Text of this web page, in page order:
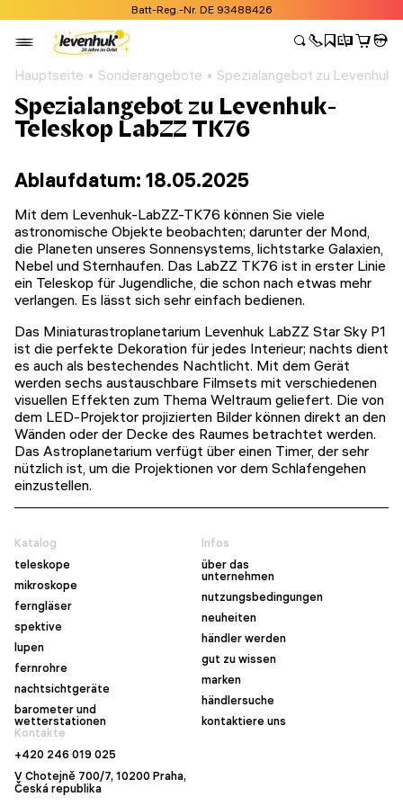
Batt-Reg.-Nr. DE 93488426
Hauptseite Sonderangebote Spezialangebot zu
Spezialangebot zu Levenhuk-
Teleskop LabZZ TK76
Ablaufdatum: 18.05.2025
Mit dem Levenhuk-LabZZ-TK76 können Sie viele
astronomische Objekte beobachten; darunter der Mond,
die Planeten unseres Sonnensystems, lichtstarke Galaxien,
Nebel und Sternhaufen. Das LabZZ TK76 ist in erster Linie
ein Teleskop für Jugendliche, die schon nach etwas mehr
verlangen. Es lässt sich sehr einfach bedienen.
Das Miniaturastroplanetarium Levenhuk LabZZ Star Sky P1
ist die perfekte Dekoration für jedes Interieur; nachts dient
es auch als bestechendes Nachtlicht. Mit dem Gerät
werden sechs austauschbare Filmsets mit verschiedenen
visuellen Effekten zum Thema Weltraum geliefert. Die von
dem LED-Projektor projizierten Bilder können direkt an den
Wänden oder der Decke des Raumes betrachtet werden.
Das Astroplanetarium verfügt über einen Timer, der sehr
nützlich ist, um die Projektionen vor dem Schlafengehen
einzustellen.
Katalog
teleskope
mikroskope
ferngläser
spektive
lupen
fernrohre
nachtsichtgeräte
barometer und
wetterstationen
Infos
über das
unternehmen
nutzungsbedingungen
neuheiten
händler werden
gut zu wissen
marken
händlersuche
kontaktiere uns
Kontakte
+420 246 019 025
V Chotejně 700/7, 10200 Praha,
Česká republika